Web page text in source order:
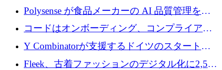
社という記録を目の当たりにし、涙を流すハ
ンブルク
Polysense が食品メーカーの AI 品質管理を拡
張するために 1,070 万ドルを調達
コードはオンボーディング、コンプライアン
ス、支払いを統合するために 640 万ポンドを
Y Combinatorが支援するドイツのスタートア
ップFintoが340万ドルを調達、シリコンバレ
Fleek、古着ファッションのデジタル化に2,500